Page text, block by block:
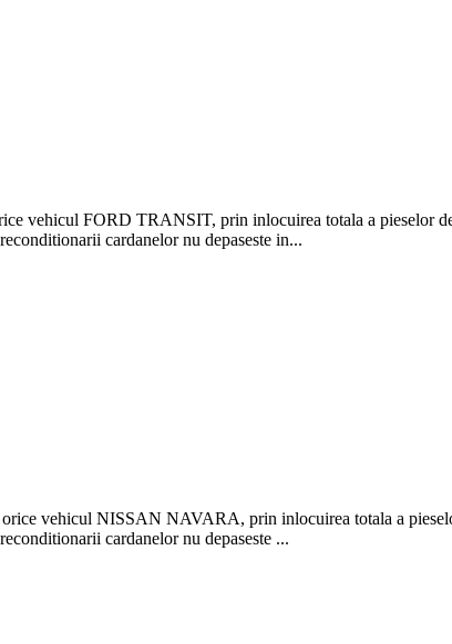
vehicul FORD TRANSIT, prin inlocuirea totala a pieselor
cardanelor nu depaseste in...
vehicul NISSAN NAVARA, prin inlocuirea totala a
cardanelor nu depaseste ...